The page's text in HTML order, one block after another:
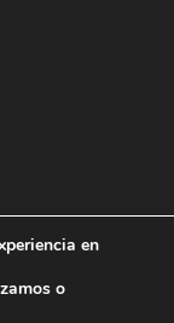
en
o